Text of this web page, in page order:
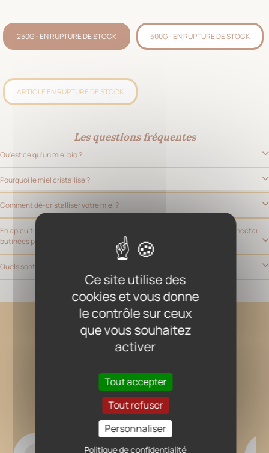
250G - EN RUPTURE DE STOCK 500G - EN RUPTURE DE STOCK
ARTICLE EN RUPTURE DE STOCK
Les questions fréquentes
Qu'est ce qu'un miel bio ?
Pourquoi le miel cristallise ?
Comment dé-cristalliser votre miel ?
En apiculture biologique, peut-on précisément connaître les sources de nectar
butinées par les abeilles ?
Quels sont les critères permettant d'identifier un miel de qualité ?
Ce site utilise des
cookies et vous donne
le contrôle sur ceux
que vous souhaitez
activer
Tout accepter
Tout refuser
Personnaliser
Politique de confidentialité